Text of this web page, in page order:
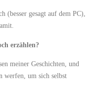
(besser gesagt auf dem PC),
erzählen?
meiner Geschichten, und
werfen, um sich selbst